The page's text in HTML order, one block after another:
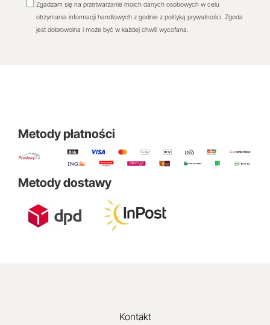
Zgadzam się na przetwarzanie moich danych osobowych w celu
otrzymania informacji handlowych z godnie z polityką prywatności. Zgoda
jest dobrowolna i może być w każdej chwili wycofana.
Metody płatności
Metody dostawy
Kontakt